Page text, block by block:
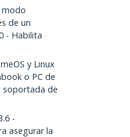
modo
de un
- Habilita
y Linux
o PC de
soportada de
-
asegurar la